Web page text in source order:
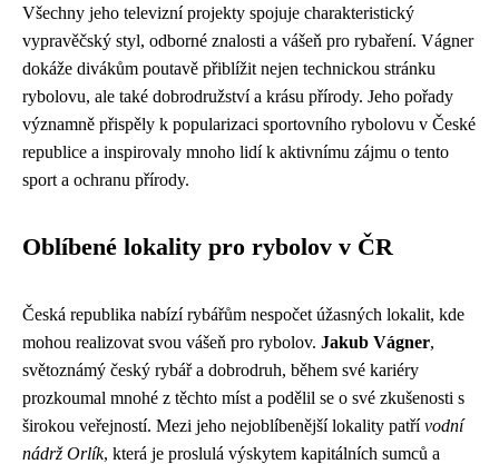
Všechny jeho televizní projekty spojuje charakteristický
vypravěčský styl, odborné znalosti a vášeň pro rybaření. Vágner
dokáže divákům poutavě přiblížit nejen technickou stránku
rybolovu, ale také dobrodružství a krásu přírody. Jeho pořady
významně přispěly k popularizaci sportovního rybolovu v České
republice a inspirovaly mnoho lidí k aktivnímu zájmu o tento
sport a ochranu přírody.
Oblíbené lokality pro rybolov v ČR
Česká republika nabízí rybářům nespočet úžasných lokalit, kde
mohou realizovat svou vášeň pro rybolov. Jakub Vágner,
světoznámý český rybář a dobrodruh, během své kariéry
prozkoumal mnohé z těchto míst a podělil se o své zkušenosti s
širokou veřejností. Mezi jeho nejoblíbenější lokality patřívodní
nádrž Orlík, která je proslulá výskytem kapitálních sumců a